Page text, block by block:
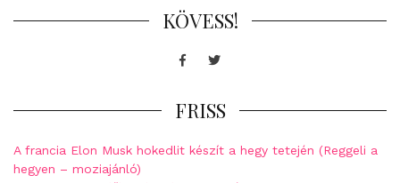
KÖVESS!
FacebookTwitter
FRISS
A francia Elon Musk hokedlit készít a hegy tetején (Reggeli a
hegyen – moziajánló)